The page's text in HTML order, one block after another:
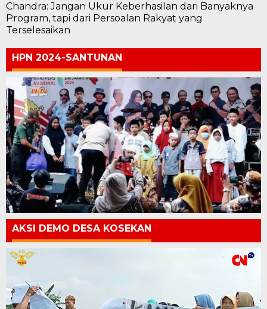
Chandra: Jangan Ukur Keberhasilan dari Banyaknya
Program, tapi dari Persoalan Rakyat yang
Terselesaikan
HPN 2024-SANTUNAN
AKSI DEMO DESA KOSEKAN